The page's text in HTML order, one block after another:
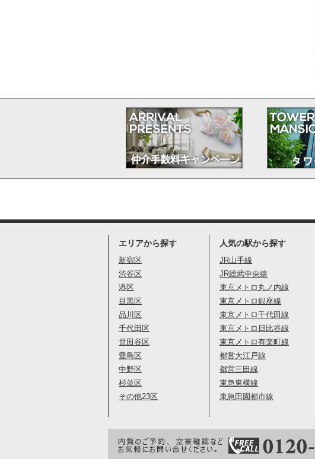
エリアから探す
新宿区
渋谷区
港区
目黒区
品川区
千代田区
世田谷区
豊島区
中野区
杉並区
その他23区
人気の駅から探す
JR山手線
JR総武中央線
東京メトロ丸ノ内線
東京メトロ銀座線
東京メトロ千代田線
東京メトロ日比谷線
東京メトロ有楽町線
都営大江戸線
都営三田線
東急東横線
東急田園都市線